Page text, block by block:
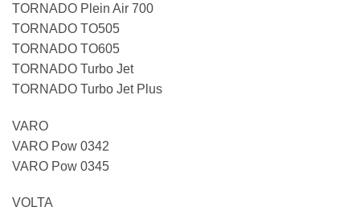
TORNADO Plein Air 700
TORNADO TO505
TORNADO TO605
TORNADO Turbo Jet
TORNADO Turbo Jet Plus
VARO
VARO Pow 0342
VARO Pow 0345
VOLTA